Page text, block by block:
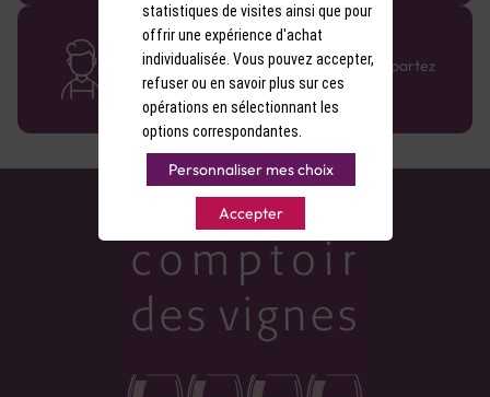
Des cavistes à votre écoute
Bénéficiez de conseils sur-mesure et repartez
avec le sourire :)
statistiques de visites ainsi que pour
offrir une expérience d'achat
individualisée. Vous pouvez accepter,
refuser ou en savoir plus sur ces
opérations en sélectionnant les
options correspondantes.
Personnaliser mes choix
Accepter